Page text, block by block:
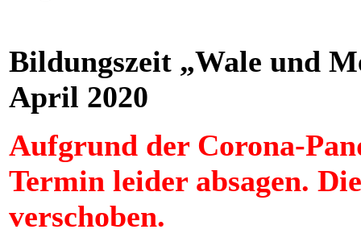
Bildungszeit „Wale und
April 2020
Aufgrund der Corona-
Termin leider absagen.
verschoben.